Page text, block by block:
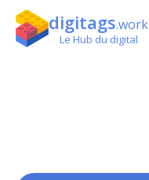
digitags.work
Le Hub du digital